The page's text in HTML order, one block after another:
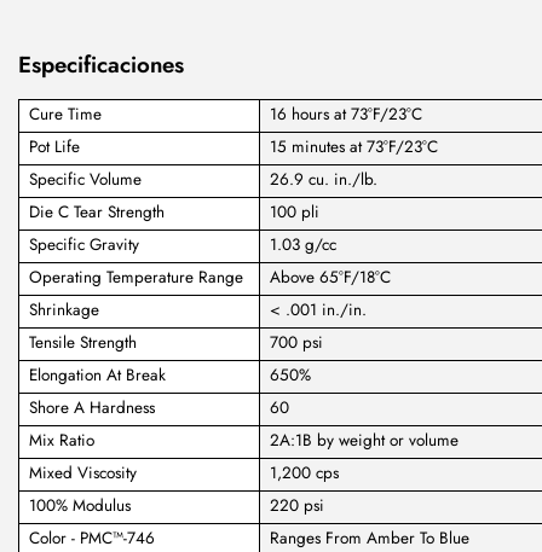
Especificaciones
Cure Time
16 hours at 73°F/23°C
Pot Life
15 minutes at 73°F/23°C
Specific Volume
26.9 cu. in./lb.
Die C Tear Strength
100 pli
Specific Gravity
1.03 g/cc
Operating Temperature Range
Above 65°F/18°C
Shrinkage
< .001 in./in.
Tensile Strength
700 psi
Elongation At Break
650%
Shore A Hardness
60
Mix Ratio
2A:1B by weight or volume
Mixed Viscosity
1,200 cps
100% Modulus
220 psi
Color - PMC™-746
Ranges From Amber To Blue